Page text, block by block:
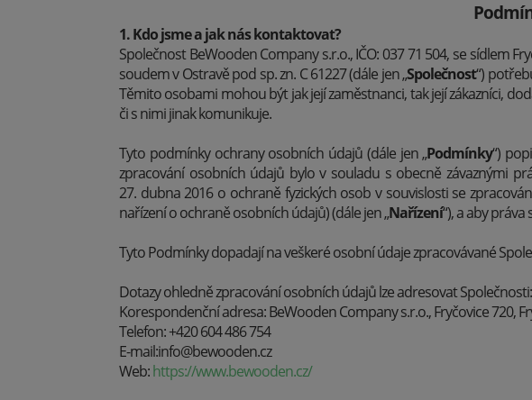
1. Kdo jsme a jak nás kontaktovat?
Společnost BeWooden Company s.r.o., IČO: 037 71 504, se sídlem
soudem v Ostravě pod sp. zn. C 61227 (dále jen „Společnost“)
Těmito osobami mohou být jak její zaměstnanci, tak její zákazníci,
či s nimi jinak komunikuje.
Tyto podmínky ochrany osobních údajů (dále jen „Podmínky“)
zpracování osobních údajů bylo v souladu s obecně závaznými
27. dubna 2016 o ochraně fyzických osob v souvislosti se
nařízení o ochraně osobních údajů) (dále jen „Nařízení“), a aby
Tyto Podmínky dopadají na veškeré osobní údaje zpracovávané
Dotazy ohledně zpracování osobních údajů lze adresovat Společnosti:
Korespondenční adresa: BeWooden Company s.r.o., Fryčovice 720,
Telefon: +420 604 486 754
E-mail:info@bewooden.cz
Web:https://www.bewooden.cz/